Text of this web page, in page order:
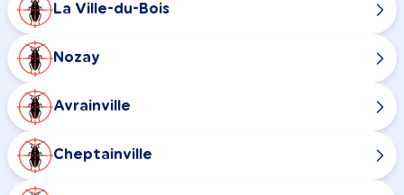
La Ville-du-Bois
Nozay
Avrainville
Cheptainville